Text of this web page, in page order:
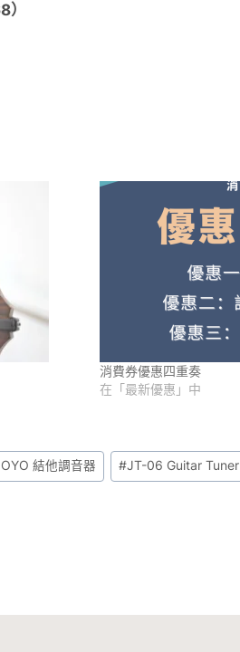
消費券優惠四重奏
在「最新優惠」中
結他調音器 #JT-06 Guitar Tuner